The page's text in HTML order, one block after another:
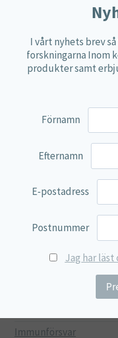
Övriga kosttillskott
100% Natural
EVP Nutrition
Multi Nutrient
Lamberts
Svenska
Green Trade
Immunförsvar
I vårt nyhets brev
forskningarna Inom
produkter samt
Förnamn
Efternamn
E-postadress
Postnummer
Jag har